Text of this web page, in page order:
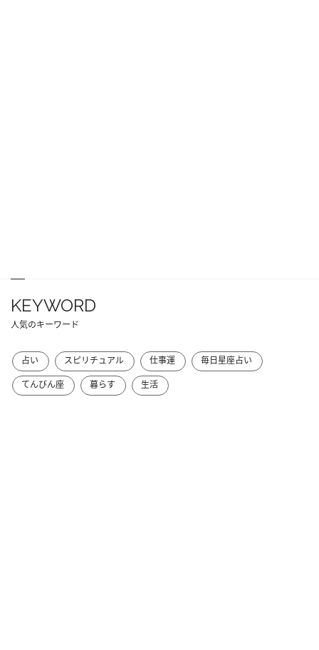
KEYWORD
人気のキーワード
占い スピリチュアル 仕事運
毎日星座占い
てんびん座
暮らす 生活